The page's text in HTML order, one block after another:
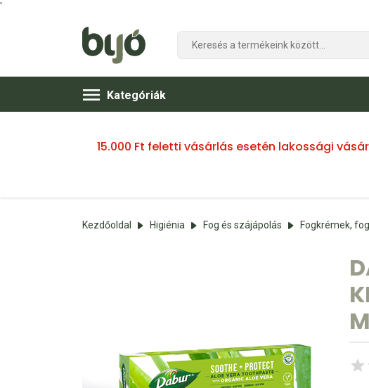
'
Kategóriák
15.000 Ft feletti vásárlás esetén lakossági
Kezdőoldal Higiénia Fog és szájápolás Fogkrémek,